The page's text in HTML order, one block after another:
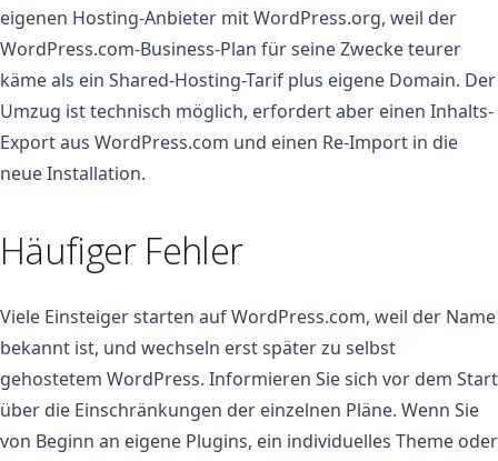
eigenen Hosting-Anbieter mit WordPress.org, weil der
WordPress.com-Business-Plan für seine Zwecke teurer
käme als ein Shared-Hosting-Tarif plus eigene Domain. Der
Umzug ist technisch möglich, erfordert aber einen Inhalts-
Export aus WordPress.com und einen Re-Import in die
neue Installation.
Häufiger Fehler
Viele Einsteiger starten auf WordPress.com, weil der Name
bekannt ist, und wechseln erst später zu selbst
gehostetem WordPress. Informieren Sie sich vor dem Start
über die Einschränkungen der einzelnen Pläne. Wenn Sie
von Beginn an eigene Plugins, ein individuelles Theme oder